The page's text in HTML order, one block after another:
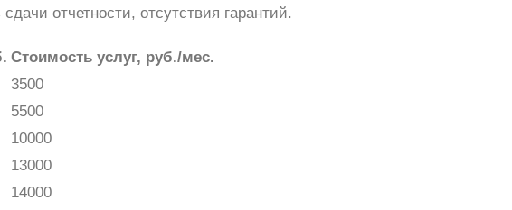
отчетности, отсутствия гарантий.
Стоимость услуг, руб./мес.
3500
5500
10000
13000
14000